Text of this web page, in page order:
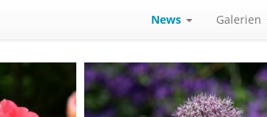
News Galerien